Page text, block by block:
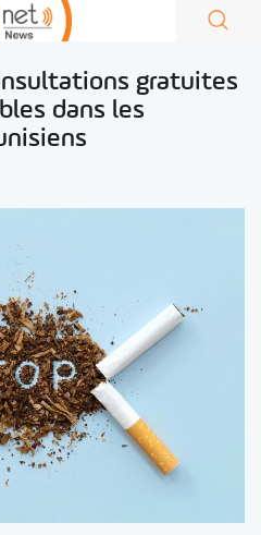
gratuites
dans les